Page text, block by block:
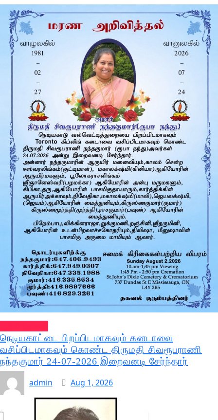
நெடியகாட்டை பிறப்பிடமாகவும் கனடாவை
வசிப்பிடமாகவும் கொண்ட திருமதி சிவரூபராணி
நந்தகுமார் 24-07-2026 இறைவனடி சேர்ந்தார்
admin
Aug 1, 2026